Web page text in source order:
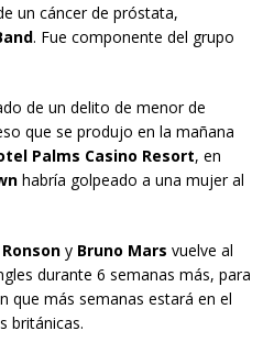
un cáncer de próstata,
. Fue componente del grupo
de un delito de menor de
que se produjo en la mañana
Palms Casino Resort, en
habría golpeado a una mujer al
y Bruno Mars vuelve al
durante 6 semanas más, para
que más semanas estará en el
británicas.